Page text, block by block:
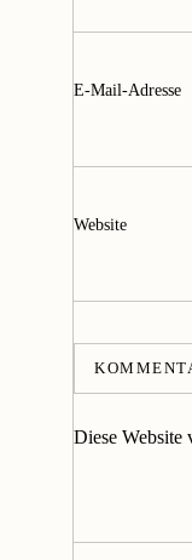
E-Mail-Adresse
Website
Diese Website